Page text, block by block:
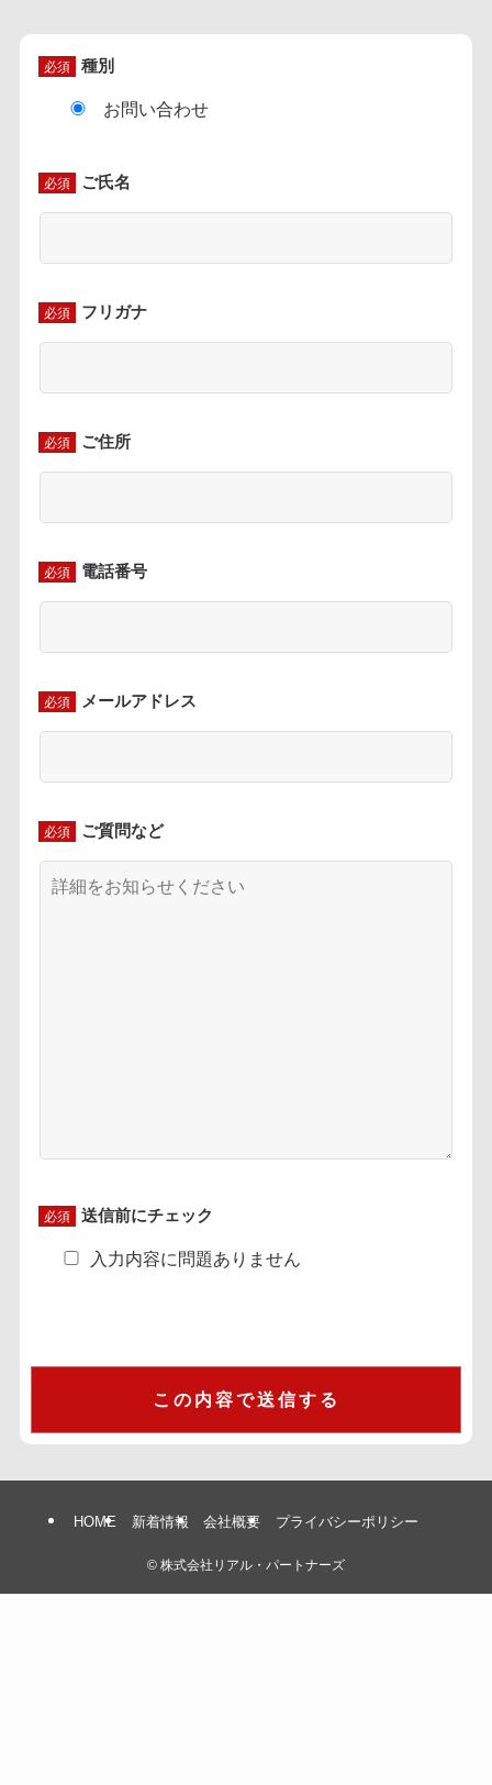
必須 種別
お問い合わせ
必須 ご氏名
必須 フリガナ
必須 ご住所
必須 電話番号
必須 メールアドレス
必須 ご質問など
必須 送信前にチェック
入力内容に問題ありません
HOME 新着情報 会社概要 プライバシーポリシー
© 株式会社リアル・パートナーズ